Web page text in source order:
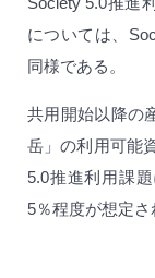
については、
同様である。
共用開始以降の
岳」の利用可能
5.0推進利用課
5％程度が想定さ